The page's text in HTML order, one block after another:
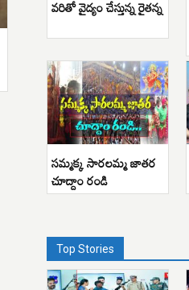
వరితో వైద్యం చేస్తున్న రైతన్న
సమ్మక్క సారలమ్మ జాతర
చూద్దాం రండి
Top Stories